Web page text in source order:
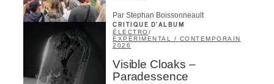
Par Stephan Boissonneault
CRITIQUE D'ALBUM
ÉLECTRO/
EXPÉRIMENTAL / CONTEMPORAIN
2026
Visible Cloaks –
Paradessence